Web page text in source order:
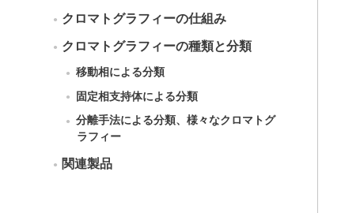
クロマトグラフィーの仕組み
クロマトグラフィーの種類と分類
移動相による分類
固定相支持体による分類
分離手法による分類、様々なクロマトグ
ラフィー
関連製品